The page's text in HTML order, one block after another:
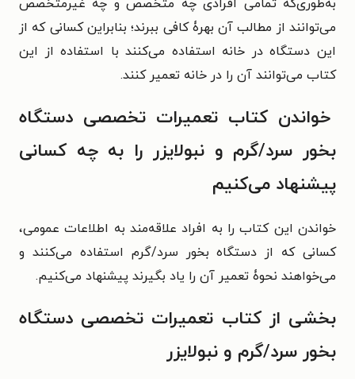
به‌طوری‌که تمامی افرادی چه متخصص و چه غیرمتخصص
می‌توانند از مطالب آن بهرۀ کافی ببرند؛ بنابراین کسانی که از
این دستگاه در خانه استفاده می‌کنند با استفاده از این
کتاب می‌توانند آن را در خانه تعمیر کنند.
خواندن کتاب تعمیرات تخصصی دستگاه
بخور سرد/گرم و نبولایزر را به چه کسانی
پیشنهاد می‌کنیم
خواندن این کتاب را به افراد علاقه‌مند به اطلاعات عمومی،
کسانی که از دستگاه بخور سرد/گرم استفاده می‌کنند و
می‌خواهند نحوۀ تعمیر آن را یاد بگیرند پیشنهاد می‌کنیم.
بخشی از کتاب تعمیرات تخصصی دستگاه
بخور سرد/گرم و نبولایزر